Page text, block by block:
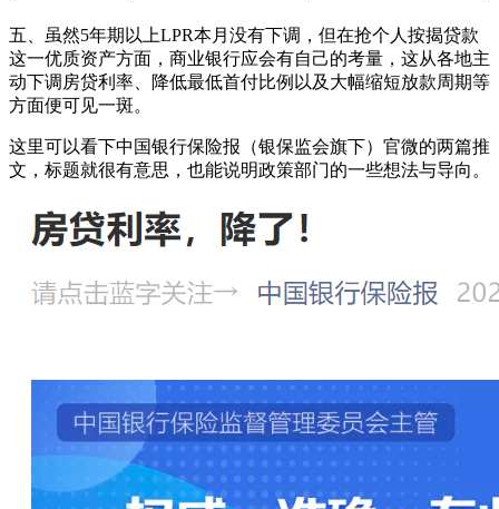
五、虽然5年期以上LPR本月没有下调，但在抢个人按揭贷款
这一优质资产方面，商业银行应会有自己的考量，这从各地主
动下调房贷利率、降低最低首付比例以及大幅缩短放款周期等
方面便可见一斑。
这里可以看下中国银行保险报（银保监会旗下）官微的两篇推
文，标题就很有意思，也能说明政策部门的一些想法与导向。